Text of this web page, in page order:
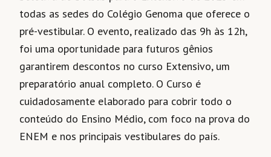
todas as sedes do Colégio Genoma que oferece o
pré-vestibular. O evento, realizado das 9h às 12h,
foi uma oportunidade para futuros gênios
garantirem descontos no curso Extensivo, um
preparatório anual completo. O Curso é
cuidadosamente elaborado para cobrir todo o
conteúdo do Ensino Médio, com foco na prova do
ENEM e nos principais vestibulares do país.